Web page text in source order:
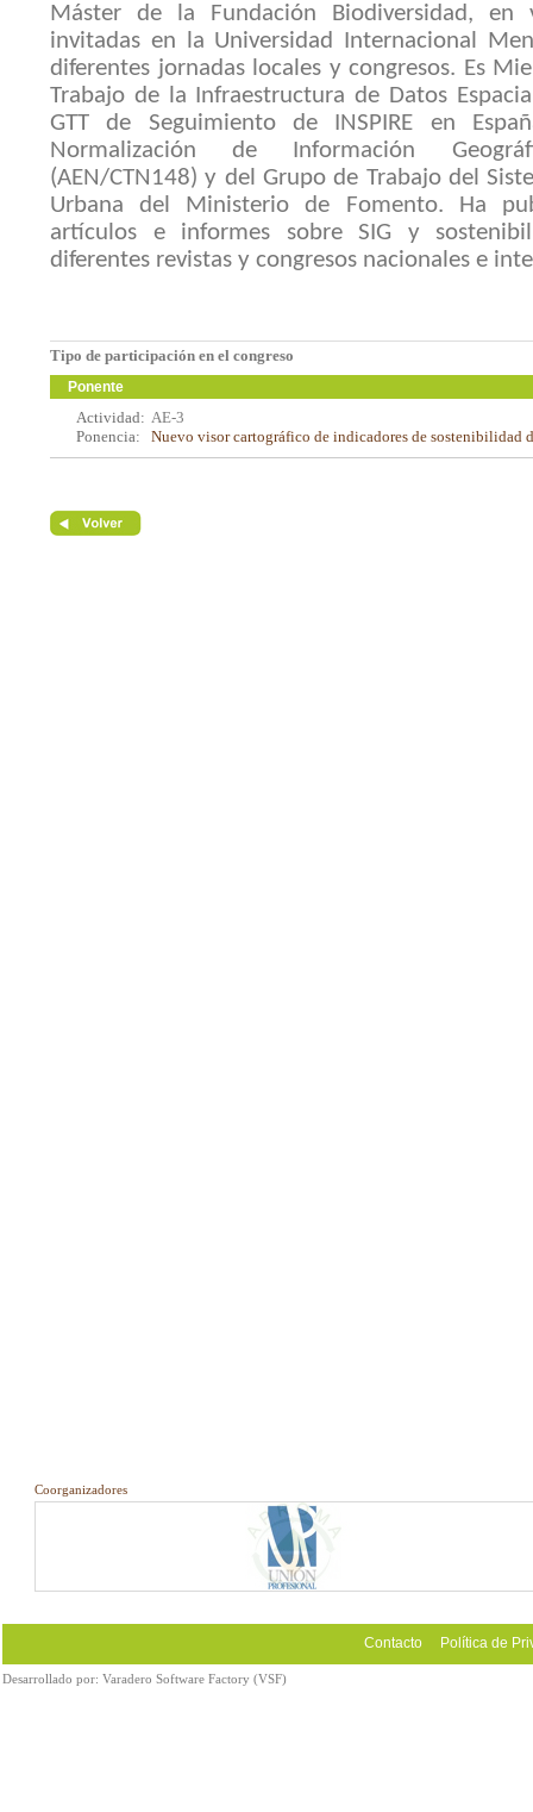
Máster de la Fundación Biodiversidad, en
invitadas en la Universidad Internacional
diferentes jornadas locales y congresos. Es
Trabajo de la Infraestructura de Datos
GTT de Seguimiento de INSPIRE en
Normalización de Información
(AEN/CTN148) y del Grupo de Trabajo del
Urbana del Ministerio de Fomento. Ha
artículos e informes sobre SIG y
diferentes revistas y congresos nacionales e
Tipo de participación en el congreso
Ponente
Actividad: AE-3
Ponencia:
Nuevo visor cartográfico de indicadores de sostenibilidad
Coorganizadores
Contacto Política de
Desarrollado por: Varadero Software Factory (VSF)